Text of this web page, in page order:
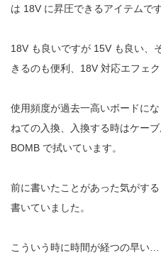
は 18V に昇圧できるアイテムです
18V も良いですが 15V も良い、
きるのも便利、18V 対応エフェ
使用頻度が過去一高いボードに
ねての入換、入換する時はケー
BOMB で拭いています。
前に書いたことがあった気がす
書いていました。
こういう時に時間が経つの早い…